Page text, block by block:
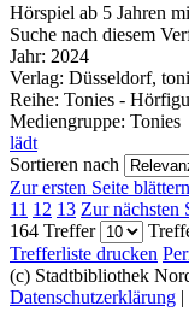
Hörspiel ab 5 Jahren
Suche nach diesem
Jahr: 2024
Verlag: Düsseldorf,
Reihe: Tonies -
Mediengruppe: Tonies
lädt
Sortieren nach
Zur ersten Seite blättern
11 12 13 Zur nächsten
164 Treffer
Trefferliste drucken
(c) Stadtbibliothek
Datenschutzerklärung |